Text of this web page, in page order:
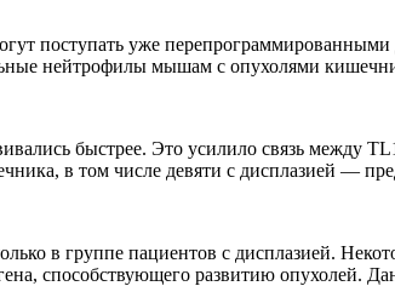
поступать уже
нейтрофилы мышам с опухолями
быстрее. Это усилило связь
в том числе девяти с дисплазией —
в группе пациентов с дисплазией.
способствующего развитию